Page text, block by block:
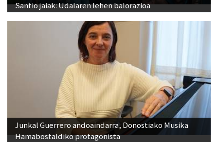
Santio jaiak: Udalaren lehen balorazioa
Junkal Guerrero andoaindarra, Donostiako Musika
Hamabostaldiko protagonista